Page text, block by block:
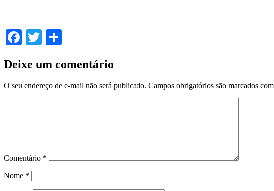
Facebook
Twitter
Deixe um comentário
O seu endereço de e-mail não será publicado. Campos obrigatórios são marcados com
Comentário *
Nome *